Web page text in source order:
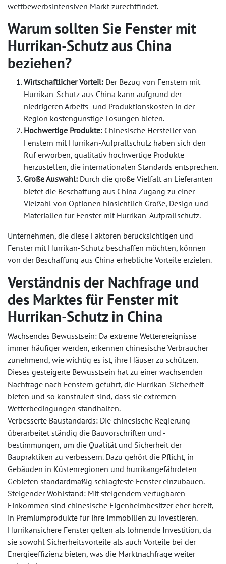
wettbewerbsintensiven Markt zurechtfindet.
Warum sollten Sie Fenster mit
Hurrikan-Schutz aus China
beziehen?
Wirtschaftlicher Vorteil: Der Bezug von Fenstern mit
Hurrikan-Schutz aus China kann aufgrund der
niedrigeren Arbeits- und Produktionskosten in der
Region kostengünstige Lösungen bieten.
Hochwertige Produkte: Chinesische Hersteller von
Fenstern mit Hurrikan-Aufprallschutz haben sich den
Ruf erworben, qualitativ hochwertige Produkte
herzustellen, die internationalen Standards entsprechen.
Große Auswahl: Durch die große Vielfalt an Lieferanten
bietet die Beschaffung aus China Zugang zu einer
Vielzahl von Optionen hinsichtlich Größe, Design und
Materialien für Fenster mit Hurrikan-Aufprallschutz.
Unternehmen, die diese Faktoren berücksichtigen und
Fenster mit Hurrikan-Schutz beschaffen möchten, können
von der Beschaffung aus China erhebliche Vorteile erzielen.
Verständnis der Nachfrage und
des Marktes für Fenster mit
Hurrikan-Schutz in China
Wachsendes Bewusstsein: Da extreme Wetterereignisse
immer häufiger werden, erkennen chinesische Verbraucher
zunehmend, wie wichtig es ist, ihre Häuser zu schützen.
Dieses gesteigerte Bewusstsein hat zu einer wachsenden
Nachfrage nach Fenstern geführt, die Hurrikan-Sicherheit
bieten und so konstruiert sind, dass sie extremen
Wetterbedingungen standhalten.
Verbesserte Baustandards: Die chinesische Regierung
überarbeitet ständig die Bauvorschriften und -
bestimmungen, um die Qualität und Sicherheit der
Baupraktiken zu verbessern. Dazu gehört die Pflicht, in
Gebäuden in Küstenregionen und hurrikangefährdeten
Gebieten standardmäßig schlagfeste Fenster einzubauen.
Steigender Wohlstand: Mit steigendem verfügbaren
Einkommen sind chinesische Eigenheimbesitzer eher bereit,
in Premiumprodukte für ihre Immobilien zu investieren.
Hurrikansichere Fenster gelten als lohnende Investition, da
sie sowohl Sicherheitsvorteile als auch Vorteile bei der
Energieeffizienz bieten, was die Marktnachfrage weiter